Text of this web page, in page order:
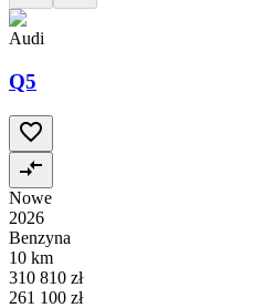
Audi
Q5
Nowe
2026
Benzyna
10 km
310 810 zł
261 100 zł